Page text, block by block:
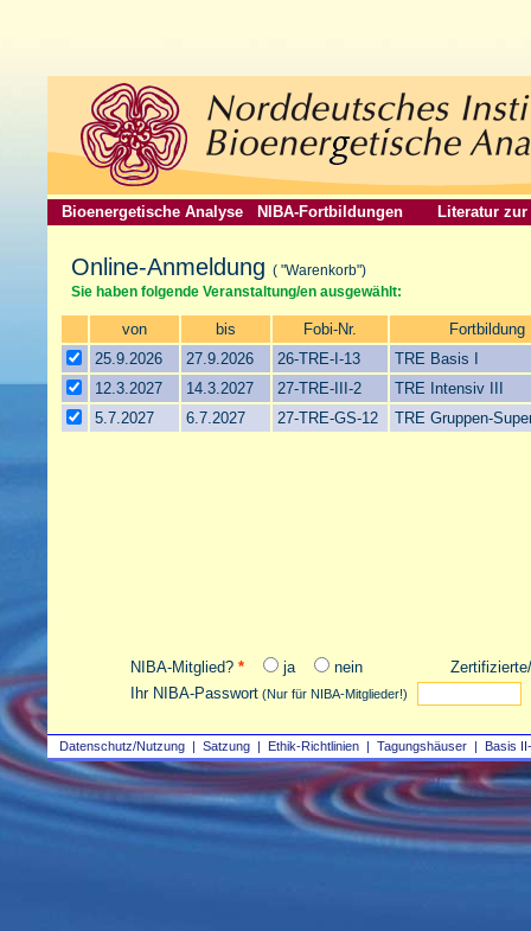
Datenschutz/Nutzung | Satzung | Ethik-Richtlinien | Tagungshäuser | Basis
Bioenergetische Analyse NIBA-Fortbildungen Literatur zur
Online-Anmeldung ( "Warenkorb")
von bis Fobi-Nr.
Fortbildung
25.9.2026
27.9.2026 26-TRE-I-13
TRE Basis I
12.3.2027
14.3.2027 27-TRE-III-2
TRE Intensiv III
5.7.2027
6.7.2027 27-TRE-GS-12 TRE Gruppen-
NIBA-Mitglied? * ja nein
Ihr NIBA-Passwort (Nur für NIBA-Mitglieder!)
Sie haben folgende Veranstaltung/en ausgewählt: